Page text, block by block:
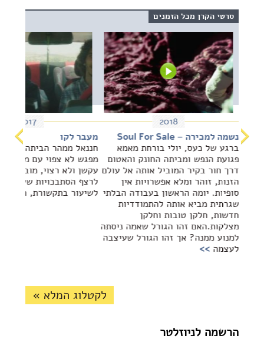
סרטי הקרן מכל הזמנים
2017
מעבר לקו
חננאל ממהר הביתה לפני
מפגש לא צפוי עם
עקשן ולא רצוי, מוביל את
לרצף הסתבכויות שעד
לשיעור בתקשורת,
2018
נשמה למכירה – Soul For Sale
ברגע של כעס, יולי בורחת מאמא
פגועת הנפש ומביתה החונק והאטום
דרך חור בקיר המוביל אותה אל עולם
הזנות, זוהר ומלא אפשרויות אין
סופיות. יומה הראשון בעבודה הבלתי
שגרתית מביא אותה להתמודדיות
חדשות, חלקן טובות וחלקן
מצלקות.האם זהו הגורל שאמה ניסתה
למנוע ממנה? אך זהו הגורל שעיצבה
לעצמה >>
לקטלוג המלא »
הרשמה לניוזלטר